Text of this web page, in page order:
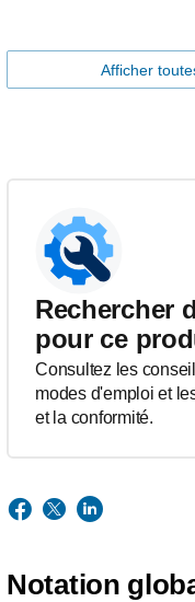
Afficher
Rechercher
pour ce
Consultez les
modes d'emploi et
et la conformité.
Notation